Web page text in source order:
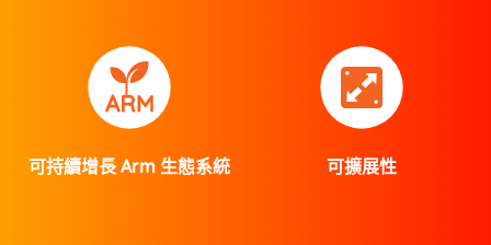
可持續增長 Arm 生態系統 可擴展性